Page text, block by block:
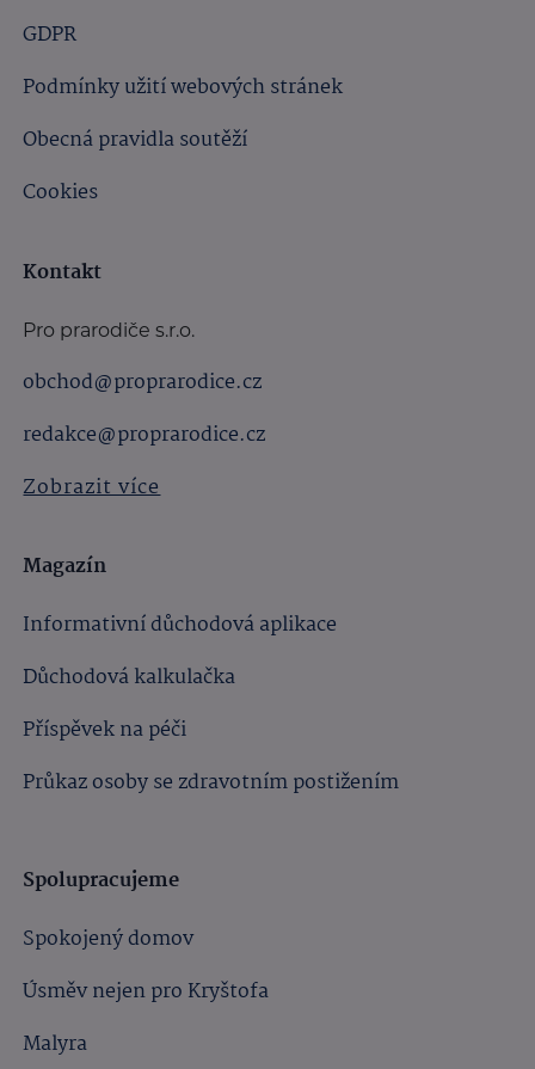
GDPR
Podmínky užití webových stránek
Obecná pravidla soutěží
Cookies
Kontakt
Pro prarodiče s.r.o.
obchod@proprarodice.cz
redakce@proprarodice.cz
Zobrazit více
Magazín
Informativní důchodová aplikace
Důchodová kalkulačka
Příspěvek na péči
Průkaz osoby se zdravotním postižením
Spolupracujeme
Spokojený domov
Úsměv nejen pro Kryštofa
Malyra